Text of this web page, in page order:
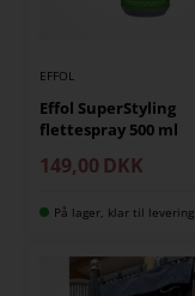
EFFOL
Effol SuperStyling
flettespray 500 ml
149,00 DKK
På lager, klar til levering